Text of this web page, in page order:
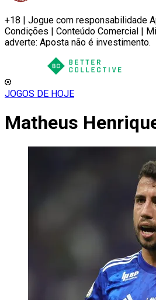
+18 | Jogue com responsabilidade
Condições | Conteúdo Comercial |
adverte: Aposta não é investimento.
JOGOS DE HOJE
Matheus